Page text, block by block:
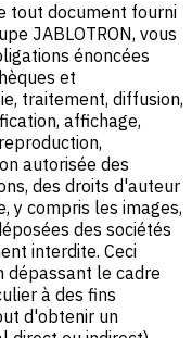
tout document fourni
JABLOTRON, vous
énoncées
et
traitement, diffusion,
affichage,
autorisée des
des droits d'auteur
y compris les images,
des sociétés
interdite. Ceci
le cadre
à des fins
d'obtenir un